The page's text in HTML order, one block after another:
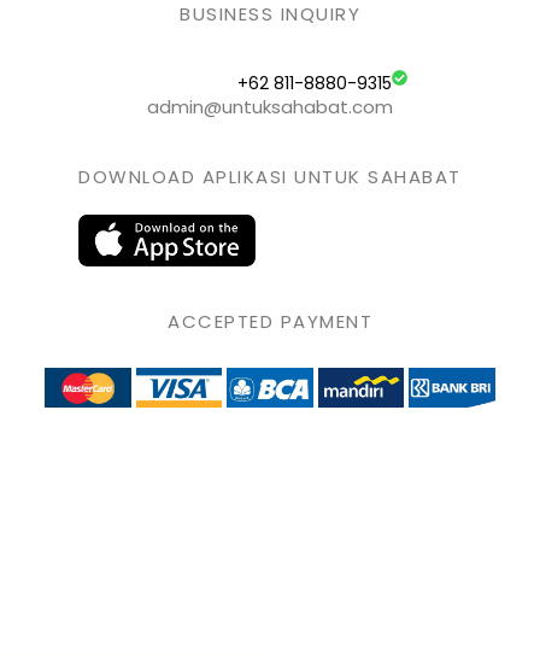
BUSINESS INQUIRY
+62 811-8880-9315
admin@untuksahabat.com
DOWNLOAD APLIKASI UNTUK SAHABAT
ACCEPTED PAYMENT